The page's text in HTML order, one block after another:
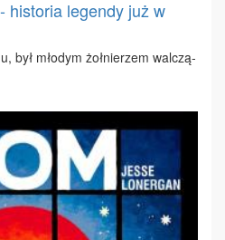
historia legendy już w
był mło­dym żoł­nie­rzem wal­czą­